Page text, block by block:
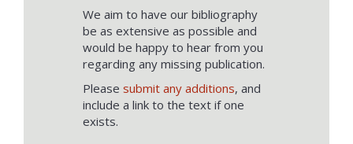
We aim to have our bibliography
be as extensive as possible and
would be happy to hear from you
regarding any missing publication.
Please submit any additions, and
include a link to the text if one
exists.